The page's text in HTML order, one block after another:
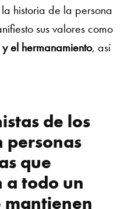
historia de la persona
sus valores como
el hermanamiento, así
de los
personas
que
a todo un